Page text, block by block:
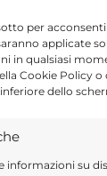
per
applicate
in qualsiasi
Cookie Policy
dello
informazioni su
di Palchi
cu i
berretto
e da